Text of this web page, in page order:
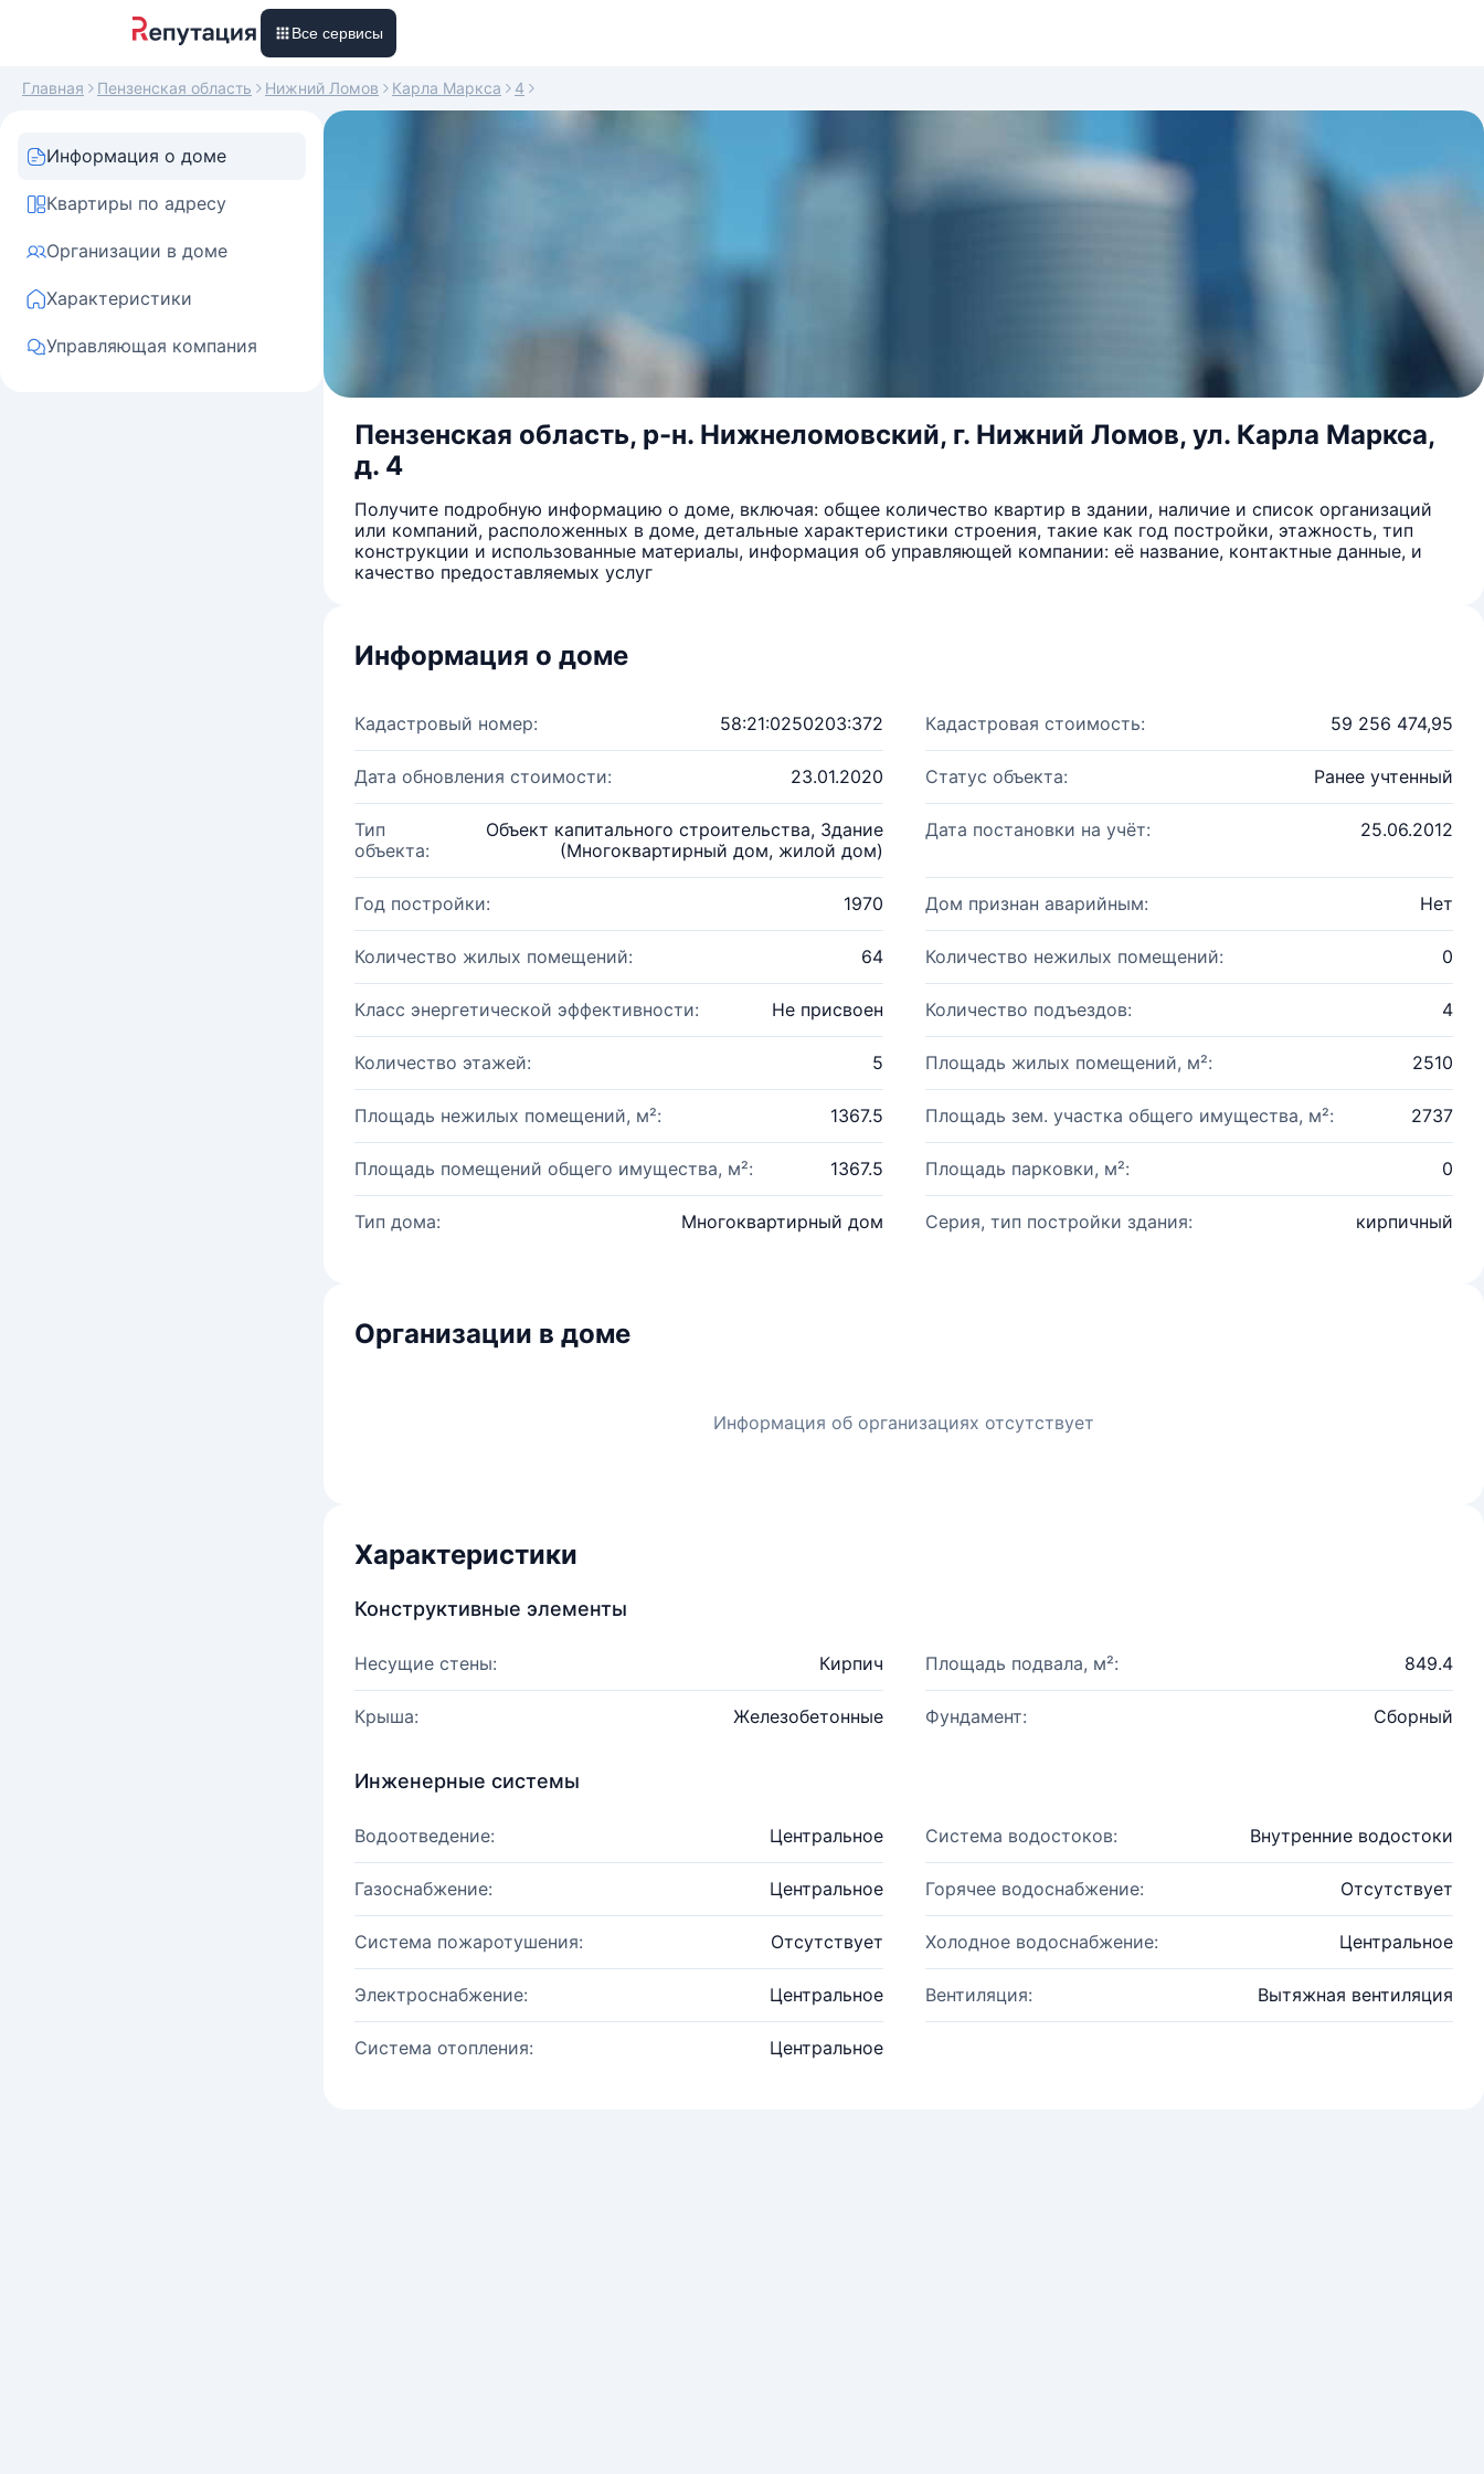
Все сервисы
Главная Пензенская область Нижний Ломов Карла Маркса 4
Информация о доме
Квартиры по адресу
Организации в доме
Характеристики
Управляющая компания
Пензенская область, р-н. Нижнеломовский, г. Нижний Ломов, ул. Карла Маркса,
д. 4
Получите подробную информацию о доме, включая: общее количество квартир в здании, наличие и список организаций
или компаний, расположенных в доме, детальные характеристики строения, такие как год постройки, этажность, тип
конструкции и использованные материалы, информация об управляющей компании: её название, контактные данные, и
качество предоставляемых услуг
Информация о доме
Кадастровый номер: 58:21:0250203:372 Кадастровая стоимость: 59 256 474,95
Дата обновления стоимости: 23.01.2020 Статус объекта: Ранее учтенный
Тип
объекта:
Объект капитального строительства, Здание
(Многоквартирный дом, жилой дом)
Дата постановки на учёт: 25.06.2012
Год постройки: 1970 Дом признан аварийным: Нет
Количество жилых помещений: 64 Количество нежилых помещений: 0
Класс энергетической эффективности: Не присвоен Количество подъездов: 4
Количество этажей: 5 Площадь жилых помещений, м²: 2510
Площадь нежилых помещений, м²: 1367.5 Площадь зем. участка общего имущества, м²: 2737
Площадь помещений общего имущества, м²: 1367.5 Площадь парковки, м²: 0
Тип дома: Многоквартирный дом Серия, тип постройки здания: кирпичный
Организации в доме
Информация об организациях отсутствует
Характеристики
Конструктивные элементы
Несущие стены: Кирпич Площадь подвала, м²: 849.4
Крыша: Железобетонные Фундамент: Сборный
Инженерные системы
Водоотведение: Центральное Система водостоков: Внутренние водостоки
Газоснабжение: Центральное Горячее водоснабжение: Отсутствует
Система пожаротушения: Отсутствует Холодное водоснабжение: Центральное
Электроснабжение: Центральное Вентиляция: Вытяжная вентиляция
Система отопления: Центральное